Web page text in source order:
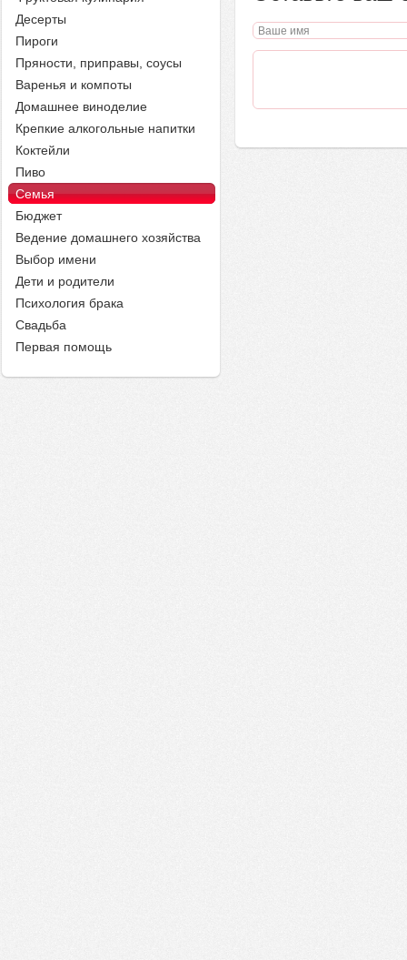
Десерты
Пироги
Пряности, приправы, соусы
Варенья и компоты
Домашнее виноделие
Крепкие алкогольные напитки
Коктейли
Пиво
Семья
Бюджет
Ведение домашнего хозяйства
Выбор имени
Дети и родители
Психология брака
Свадьба
Первая помощь